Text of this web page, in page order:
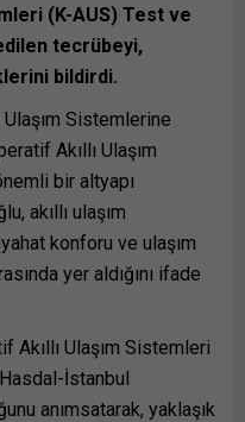
(K-AUS) Test ve
tecrübeyi,
bildirdi.
Sistemlerine
Akıllı Ulaşım
bir altyapı
akıllı ulaşım
konforu ve ulaşım
yer aldığını ifade
Akıllı Ulaşım Sistemleri
İstanbul
anımsatarak, yaklaşık